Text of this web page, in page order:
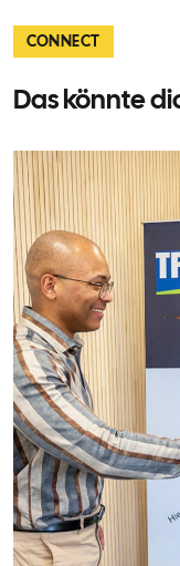
CONNECT
Das könnte